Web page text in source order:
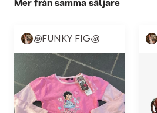
Mer från samma säljare
꩜FUNKY FIG꩜